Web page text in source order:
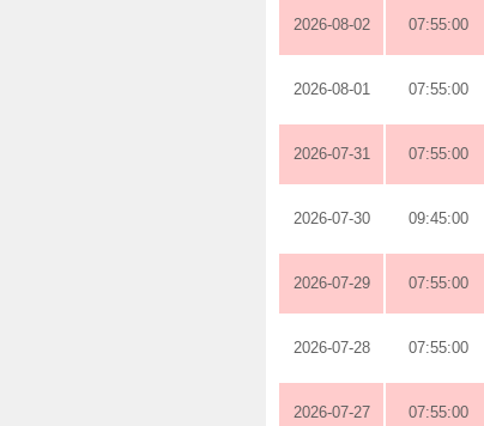
2026-08-02 07:55:00
2026-08-01 07:55:00
2026-07-31 07:55:00
2026-07-30 09:45:00
2026-07-29 07:55:00
2026-07-28 07:55:00
2026-07-27 07:55:00